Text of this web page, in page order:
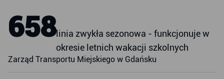
658linia zwykła sezonowa - funkcjonuje w
okresie letnich wakacji szkolnych
Zarząd Transportu Miejskiego w Gdańsku